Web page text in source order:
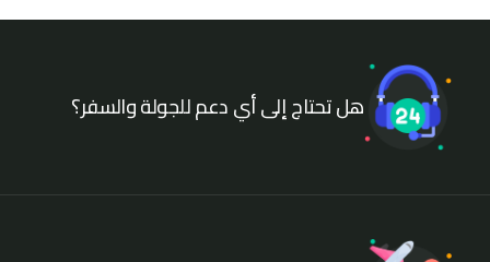
هل تحتاج إلى أي دعم للجولة والسفر؟